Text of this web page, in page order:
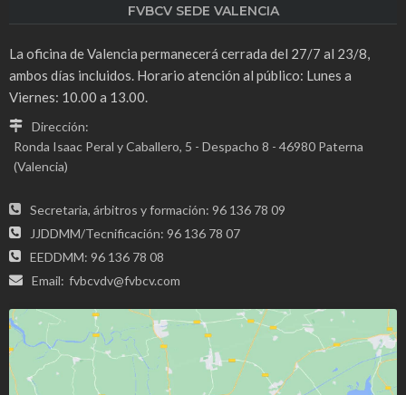
FVBCV SEDE VALENCIA
La oficina de Valencia permanecerá cerrada del 27/7 al 23/8,
ambos días incluidos. Horario atención al público: Lunes a
Viernes: 10.00 a 13.00.
Dirección:
Ronda Isaac Peral y Caballero, 5 - Despacho 8 - 46980 Paterna
(Valencia)
Secretaria, árbitros y formación: 96 136 78 09
JJDDMM/Tecnificación: 96 136 78 07
EEDDMM: 96 136 78 08
Email: fvbcvdv@fvbcv.com